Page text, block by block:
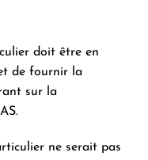
doit être en
de fournir la
sur la
ne serait pas